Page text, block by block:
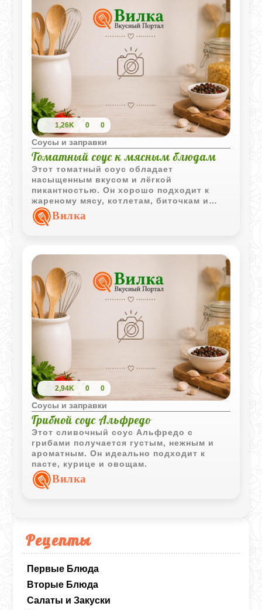
Рецепты
Первые Блюда
Вторые Блюда
Салаты и Закуски
1,26K 0 0
Соусы и заправки
Томатный соус к мясным блюдам
Этот томатный соус обладает
насыщенным вкусом и лёгкой
пикантностью. Он хорошо подходит к
жареному мясу, котлетам, биточкам и
другим мясным блюдам.
Вилка
2,94K 0 0
Соусы и заправки
Грибной соус Альфредо
Этот сливочный соус Альфредо с
грибами получается густым, нежным и
ароматным. Он идеально подходит к
пасте, курице и овощам.
Вилка